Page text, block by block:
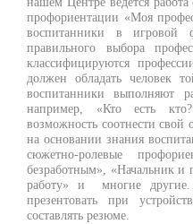
профориентации «Моя
воспитанники в игровой
правильного выбора
классифицируются
должен обладать человек
воспитанники выполняют
например, «Кто есть
возможность соотнести свой
на основании знания
сюжетно-ролевые
безработным», «Начальник и
работу» и многие другие.
презентовать при
составлять резюме.